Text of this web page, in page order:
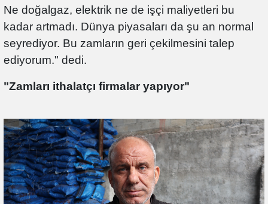
Ne doğalgaz, elektrik ne de işçi maliyetleri bu
kadar artmadı. Dünya piyasaları da şu an normal
seyrediyor. Bu zamların geri çekilmesini talep
ediyorum." dedi.
"Zamları ithalatçı firmalar yapıyor"